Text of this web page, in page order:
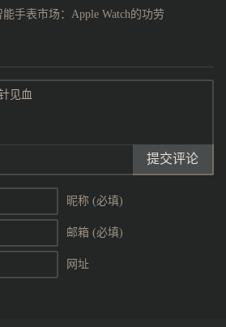
手表市场：Apple Watch的功劳
提交评论
昵称 (必填)
邮箱 (必填)
网址